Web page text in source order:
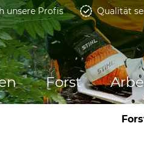
unsere Profis Qualität
Forst